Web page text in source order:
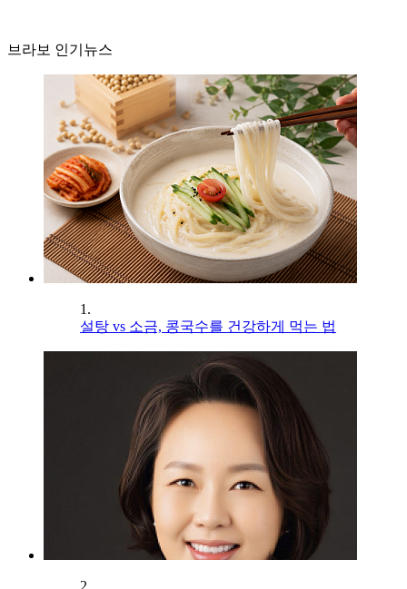
브라보 인기뉴스
1.
설탕 vs 소금, 콩국수를 건강하게 먹는 법